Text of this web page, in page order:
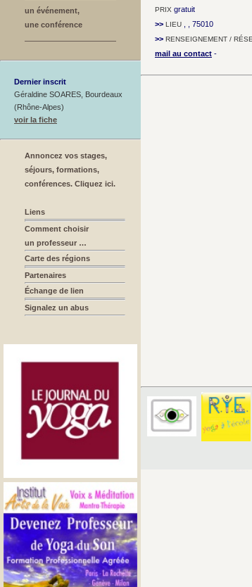
un événement,
une conférence
Dernier inscrit
Géraldine SOARES, Bourdeaux
(Rhône-Alpes)
voir la fiche
Annoncez vos stages,
séjours, formations,
conférences. Cliquez ici.
Liens
Comment choisir
un professeur …
Carte des régions
Partenaires
Échange de lien
Signalez un abus
PRIX gratuit
>> LIEU
, , 75010
>> RENSEIGNEMENT /
mail au contact -